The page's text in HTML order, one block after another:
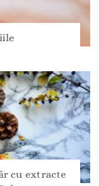
cu extracte